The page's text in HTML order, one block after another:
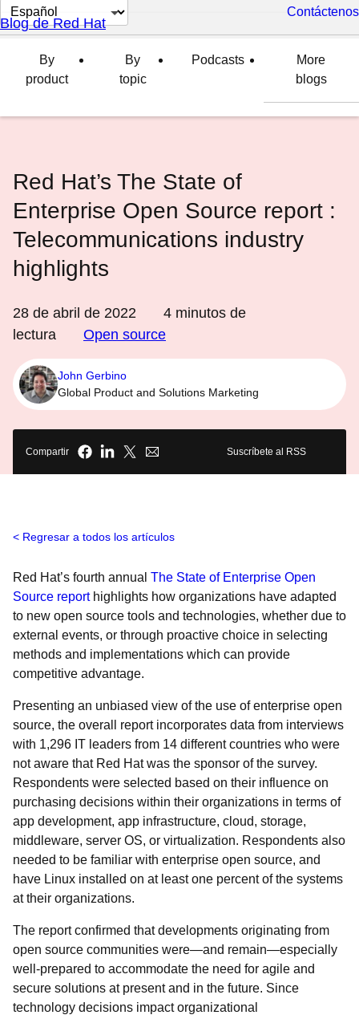
Cambiar
el
idioma
Contáctenos
Blog de Red Hat
By
product
By
topic
Podcasts
More
blogs
Red Hat’s The State of
Enterprise Open Source report :
Telecommunications industry
highlights
28 de abril de 2022 4 minutos de
lectura
Open source
John Gerbino
Global Product and Solutions Marketing
Compartir Suscríbete al RSS
Regresar a todos los artículos
Red Hat’s fourth annual The State of Enterprise Open
Source reporthighlights how organizations have adapted
to new open source tools and technologies, whether due to
external events, or through proactive choice in selecting
methods and implementations which can provide
competitive advantage.
Presenting an unbiased view of the use of enterprise open
source, the overall report incorporates data from interviews
with 1,296 IT leaders from 14 different countries who were
not aware that Red Hat was the sponsor of the survey.
Respondents were selected based on their influence on
purchasing decisions within their organizations in terms of
app development, app infrastructure, cloud, storage,
middleware, server OS, or virtualization. Respondents also
needed to be familiar with enterprise open source, and
have Linux installed on at least one percent of the systems
at their organizations.
The report confirmed that developments originating from
open source communities were—and remain—especially
well-prepared to accommodate the need for agile and
secure solutions at present and in the future. Since
technology decisions impact organizational